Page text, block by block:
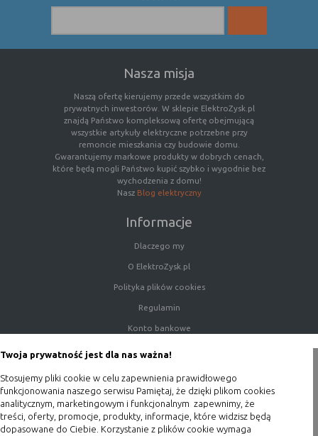
Twoja prywatność jest dla nas ważna!
Stosujemy pliki cookie w celu zapewnienia prawidłowego
funkcjonowania naszego serwisu Pamiętaj, że dzięki plikom cookies
analitycznym, marketingowym i funkcjonalnym zapewnimy, że
treści, oferty, promocje, produkty, informacje, które widzisz będą
dopasowane do Ciebie. Korzystanie z plików cookie wymaga
E. Rodzaje cookies ze względu na ingerencję w
Rodzaj
Opis
Nieszkodliwe
obejmuje cookies:
- niezbędne do poprawnego działania
witryny
- potrzebne do umożliwienia działania
funkcjonalności witryny, jednak ich
działanie nie ma nic wspólnego ze
śledzeniem użytkownika
wykorzystywane do śledzenia
użytkowników, jednak nie obejmują
danych konkretnego użytkownika
Dane osobowe gromadzone przy użyciu plików „cookies”
mogą być zbierane wyłącznie w celu wykonywania
określonych funkcji na rzecz użytkownika. Takie dane są
zaszyfrowane w sposób uniemożliwiający dostęp do nich
osobom nieuprawnionym.
Nasza misja
Naszą ofertę kierujemy przede wszystkim do
prywatnych inwestorów. W sklepie ElektroZysk.pl
znajdą Państwo kompleksową ofertę obejmującą
wszystkie artykuły elektryczne potrzebne przy
remoncie mieszkania czy budowie domu.
Gwarantujemy markowe produkty w dobrych cenach,
które będą mogli Państwo kupić szybko i wygodnie bez
wychodzenia z domu!
Nasz Blog elektryczny
Informacje
Dlaczego my
O ElektroZysk.pl
Polityka plików cookies
Regulamin
Konto bankowe
Blog
Zakupy